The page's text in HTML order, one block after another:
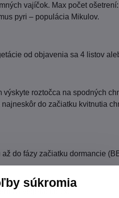
vajíčok. Max počet
pyri – populácia Mikulov.
od objavenia sa 4 listov
roztočca na spodných
do začiatku kvitnutia
do fázy začiatku dormancie
za vegetáciu: 1x.
súkromia